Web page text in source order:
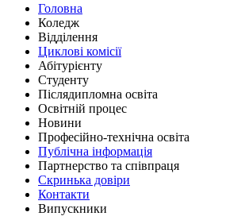
Головна
Коледж
Відділення
Циклові комісії
Абітурієнту
Студенту
Післядипломна освіта
Освітній процес
Новини
Професійно-технічна освіта
Публічна інформація
Партнерство та співпраця
Скринька довіри
Контакти
Випускники